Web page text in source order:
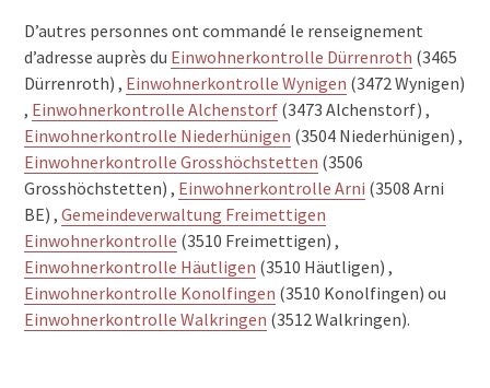
D’autres personnes ont commandé le renseignement
d’adresse auprès du Einwohnerkontrolle Dürrenroth (3465
Dürrenroth) , Einwohnerkontrolle Wynigen (3472 Wynigen)
, Einwohnerkontrolle Alchenstorf (3473 Alchenstorf) ,
Einwohnerkontrolle Niederhünigen (3504 Niederhünigen) ,
Einwohnerkontrolle Grosshöchstetten (3506
Grosshöchstetten) , Einwohnerkontrolle Arni (3508 Arni
BE) ,Gemeindeverwaltung Freimettigen
Einwohnerkontrolle (3510 Freimettigen) ,
Einwohnerkontrolle Häutligen (3510 Häutligen) ,
Einwohnerkontrolle Konolfingen (3510 Konolfingen) ou
Einwohnerkontrolle Walkringen (3512 Walkringen).